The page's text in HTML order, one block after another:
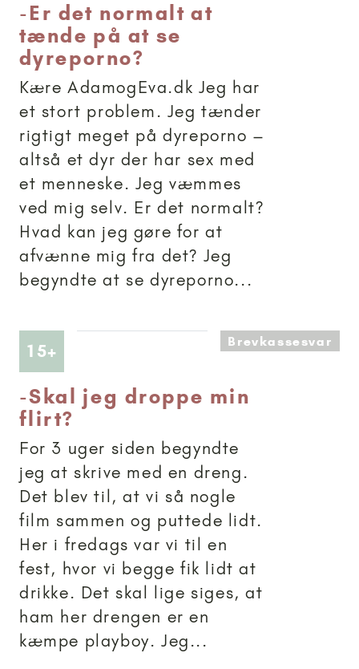
-Er det normalt at
tænde på at se
dyreporno?
Kære AdamogEva.dk Jeg har
et stort problem. Jeg tænder
rigtigt meget på dyreporno –
altså et dyr der har sex med
et menneske. Jeg væmmes
ved mig selv. Er det normalt?
Hvad kan jeg gøre for at
afvænne mig fra det? Jeg
begyndte at se dyreporno...
15+ Artikler anbefalet til 15+Brevkassesvar
-Skal jeg droppe min
flirt?
For 3 uger siden begyndte
jeg at skrive med en dreng.
Det blev til, at vi så nogle
film sammen og puttede lidt.
Her i fredags var vi til en
fest, hvor vi begge fik lidt at
drikke. Det skal lige siges, at
ham her drengen er en
kæmpe playboy. Jeg...